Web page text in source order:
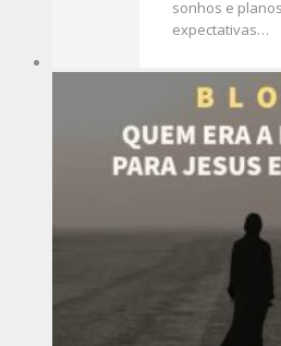
sonhos e
expectativas…